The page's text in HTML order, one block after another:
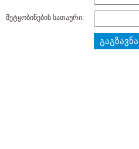
შეტყობინების სათაური:
გაგზავნა